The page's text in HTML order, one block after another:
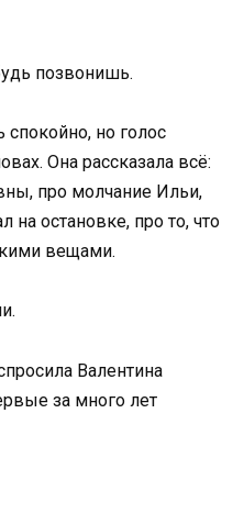
позвонишь.
спокойно, но голос
Она рассказала всё:
про молчание Ильи,
на остановке, про то, что
вещами.
Валентина
за много лет